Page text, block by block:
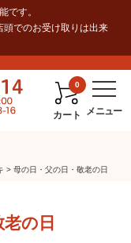
です。
でのお受け取りは出来
0
カート
母の日・父の日・敬老の日
の日